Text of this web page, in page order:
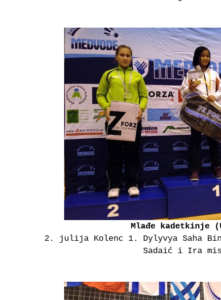
Mlađe kadetkinje
2. julija Kolenc 1. Dylyvya Saha
Sadaić i Ira